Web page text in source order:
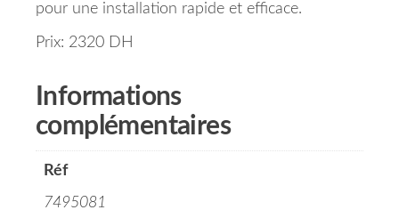
pour une installation rapide et efficace.
Prix: 2320 DH
Informations
complémentaires
Réf
7495081